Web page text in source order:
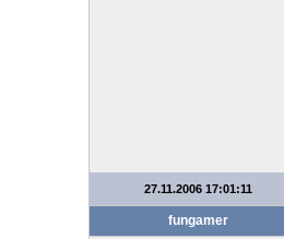
27.11.2006 17:01:11
fungamer